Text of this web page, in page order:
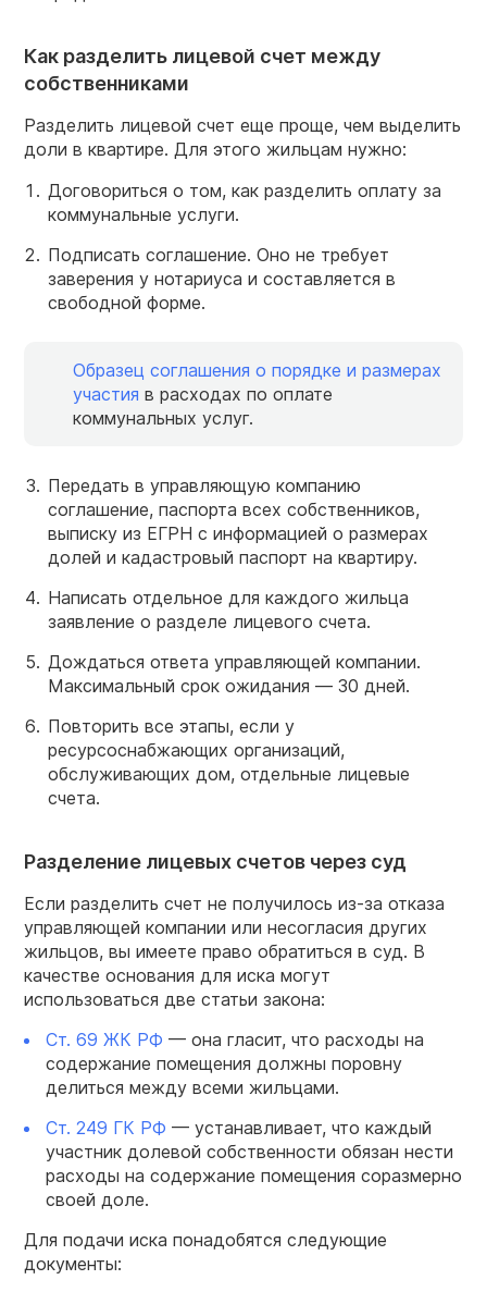
Как разделить лицевой счет между
собственниками
Разделить лицевой счет еще проще, чем выделить
доли в квартире. Для этого жильцам нужно:
Договориться о том, как разделить оплату за
коммунальные услуги.
Подписать соглашение. Оно не требует
заверения у нотариуса и составляется в
свободной форме.
Образец соглашения о порядке и размерах
участия в расходах по оплате
коммунальных услуг.
Передать в управляющую компанию
соглашение, паспорта всех собственников,
выписку из ЕГРН с информацией о размерах
долей и кадастровый паспорт на квартиру.
Написать отдельное для каждого жильца
заявление о разделе лицевого счета.
Дождаться ответа управляющей компании.
Максимальный срок ожидания — 30 дней.
Повторить все этапы, если у
ресурсоснабжающих организаций,
обслуживающих дом, отдельные лицевые
счета.
Разделение лицевых счетов через суд
Если разделить счет не получилось из-за отказа
управляющей компании или несогласия других
жильцов, вы имеете право обратиться в суд. В
качестве основания для иска могут
использоваться две статьи закона:
Ст. 69 ЖК РФ — она гласит, что расходы на
содержание помещения должны поровну
делиться между всеми жильцами.
Ст. 249 ГК РФ — устанавливает, что каждый
участник долевой собственности обязан нести
расходы на содержание помещения соразмерно
своей доле.
Для подачи иска понадобятся следующие
документы: